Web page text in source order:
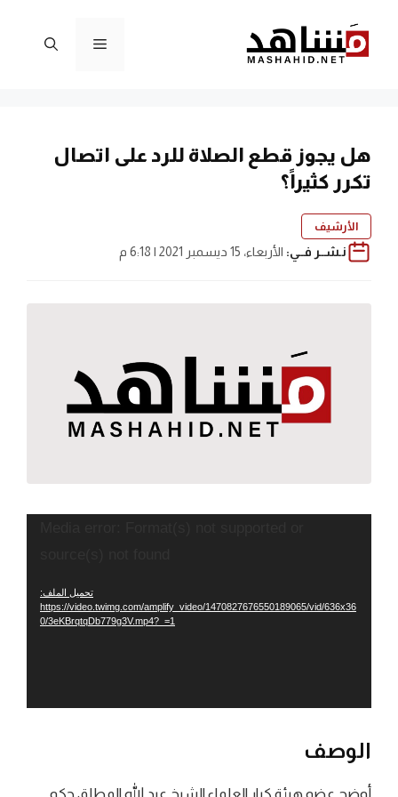
المحتوى
القائمة
هل يجوز قطع الصلاة للرد على اتصال
تكرر كثيراً؟
الأرشيف
نـشــر فــي: الأربعاء، 15 ديسمبر 2021 | 6:18 م
تحميل الملف:
https://video.twimg.com/amplify_video/1470827676550189065/vid/636x36
0/3eKBrqtqDb779g3V.mp4?_=1
الوصف
أوضح عضو هيئة كبار العلماء الشيخ عبد الله المطلق حكم